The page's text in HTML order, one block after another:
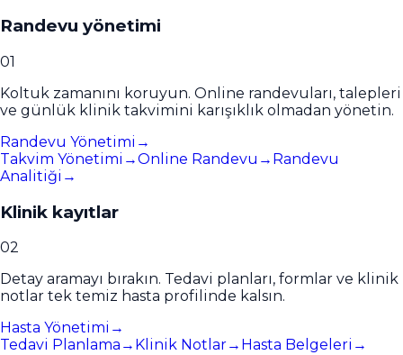
Randevu yönetimi
01
Koltuk zamanını koruyun. Online randevuları, talepleri
ve günlük klinik takvimini karışıklık olmadan yönetin.
Randevu Yönetimi →
Takvim Yönetimi →Online Randevu → Randevu
Analitiği →
Klinik kayıtlar
02
Detay aramayı bırakın. Tedavi planları, formlar ve klinik
notlar tek temiz hasta profilinde kalsın.
Hasta Yönetimi →
Tedavi Planlama → Klinik Notlar→ Hasta Belgeleri →